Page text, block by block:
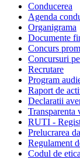
Conducerea
Agenda
Organigrama
Documente
Concurs
Concursuri
Recrutare
Program
Raport de
Declaratii
Transparenta
RUTI -
Prelucrarea
Regulament
Codul de